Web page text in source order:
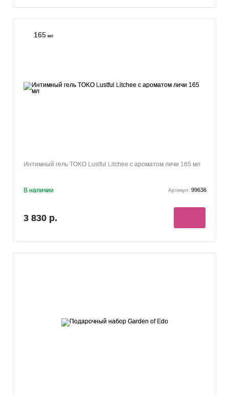
165 мл
Интимный гель TOKO Lustful Litchee с ароматом личи 165 мл
В наличии Артикул: 99636
3 830 р.